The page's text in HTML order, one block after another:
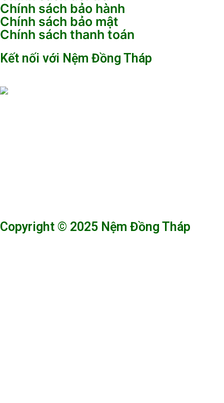
Chính sách bảo hành
Chính sách bảo mật
Chính sách thanh toán
Kết nối với Nệm Đồng Tháp
Copyright © 2025 Nệm Đồng Tháp